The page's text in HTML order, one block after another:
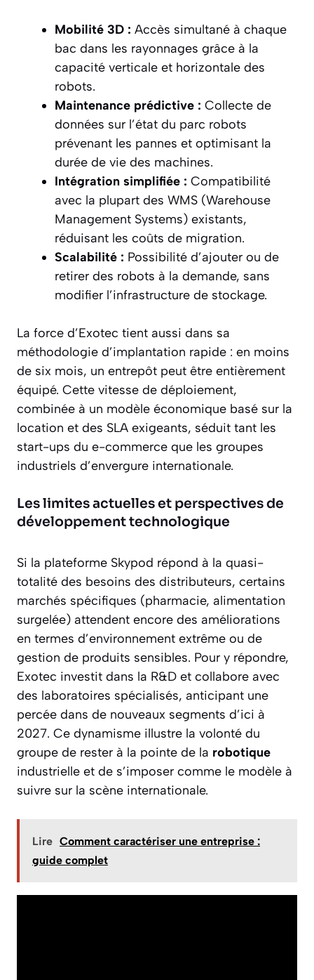
Mobilité 3D : Accès simultané à chaque
bac dans les rayonnages grâce à la
capacité verticale et horizontale des
robots.
Maintenance prédictive : Collecte de
données sur l’état du parc robots
prévenant les pannes et optimisant la
durée de vie des machines.
Intégration simplifiée : Compatibilité
avec la plupart des WMS (Warehouse
Management Systems) existants,
réduisant les coûts de migration.
Scalabilité : Possibilité d’ajouter ou de
retirer des robots à la demande, sans
modifier l’infrastructure de stockage.
La force d’Exotec tient aussi dans sa
méthodologie d’implantation rapide : en moins
de six mois, un entrepôt peut être entièrement
équipé. Cette vitesse de déploiement,
combinée à un modèle économique basé sur la
location et des SLA exigeants, séduit tant les
start-ups du e-commerce que les groupes
industriels d’envergure internationale.
Les limites actuelles et perspectives de
développement technologique
Si la plateforme Skypod répond à la quasi-
totalité des besoins des distributeurs, certains
marchés spécifiques (pharmacie, alimentation
surgelée) attendent encore des améliorations
en termes d’environnement extrême ou de
gestion de produits sensibles. Pour y répondre,
Exotec investit dans la R&D et collabore avec
des laboratoires spécialisés, anticipant une
percée dans de nouveaux segments d’ici à
2027. Ce dynamisme illustre la volonté du
groupe de rester à la pointe de la robotique
industrielle et de s’imposer comme le modèle à
suivre sur la scène internationale.
Lire Comment caractériser une entreprise :
guide complet